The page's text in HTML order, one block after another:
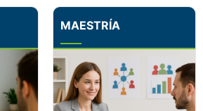
MAESTRÍA